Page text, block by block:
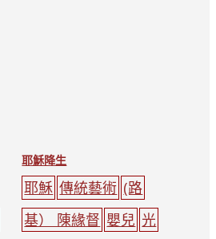
耶穌降生
耶穌 傳統藝術 (路
基） 陳緣督 嬰兒 光